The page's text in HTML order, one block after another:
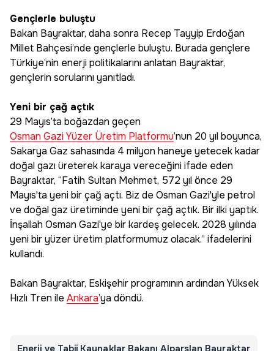
Gençlerle buluştu
Bakan Bayraktar, daha sonra Recep Tayyip Erdoğan
Millet Bahçesi’nde gençlerle buluştu. Burada gençlere
Türkiye’nin enerji politikalarını anlatan Bayraktar,
gençlerin sorularını yanıtladı.
Yeni bir çağ açtık
29 Mayıs’ta boğazdan geçen
Osman Gazi Yüzer Üretim Platformu’nun 20 yıl boyunca,
Sakarya Gaz sahasında 4 milyon haneye yetecek kadar
doğal gazı üreterek karaya vereceğini ifade eden
Bayraktar, “Fatih Sultan Mehmet, 572 yıl önce 29
Mayıs'ta yeni bir çağ açtı. Biz de Osman Gazi'yle petrol
ve doğal gaz üretiminde yeni bir çağ açtık. Bir ilki yaptık.
İnşallah Osman Gazi'ye bir kardeş gelecek. 2028 yılında
yeni bir yüzer üretim platformumuz olacak.” ifadelerini
kullandı.
Bakan Bayraktar, Eskişehir programının ardından Yüksek
Hızlı Tren ile Ankara’ya döndü.
Enerji ve Tabii Kaynaklar Bakanı Alparslan Bayraktar